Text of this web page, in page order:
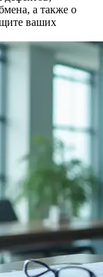
а также о
ваших